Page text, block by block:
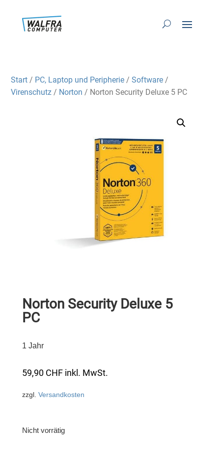
Start / PC, Laptop und Peripherie /Software /
Virenschutz / Norton / Norton Security Deluxe 5 PC
Norton Security Deluxe 5
PC
1 Jahr
59,90 CHF inkl. MwSt.
zzgl. Versandkosten
Nicht vorrätig